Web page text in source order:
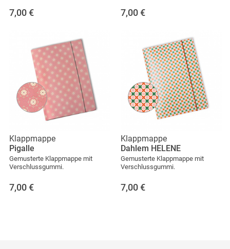
7,00 € 7,00 €
Klappmappe
Pigalle
Gemusterte Klappmappe mit
Verschlussgummi.
7,00 €
Klappmappe
Dahlem HELENE
Gemusterte Klappmappe mit
Verschlussgummi.
7,00 €